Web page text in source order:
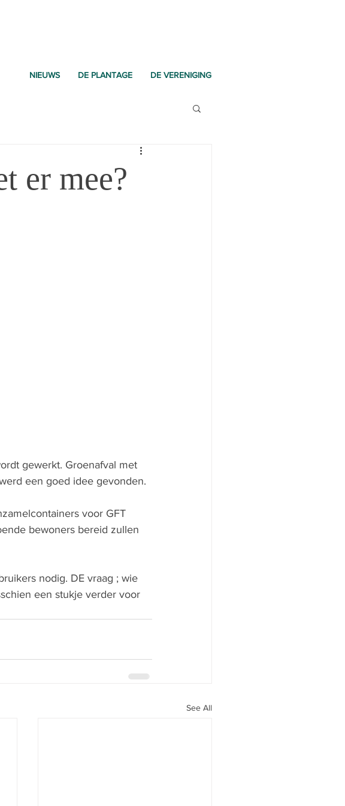
NIEUWS DE PLANTAGE DE VERENIGING
er mee?
gewerkt. Groenafval met
een goed idee gevonden.
voor GFT
bewoners bereid zullen
nodig. DE vraag ; wie
een stukje verder voor
See All